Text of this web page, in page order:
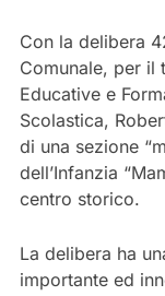
Con la delibera
Comunale, per il
Educative e
Scolastica,
di una sezione
dell’Infanzia
centro storico.
La delibera ha
importante ed